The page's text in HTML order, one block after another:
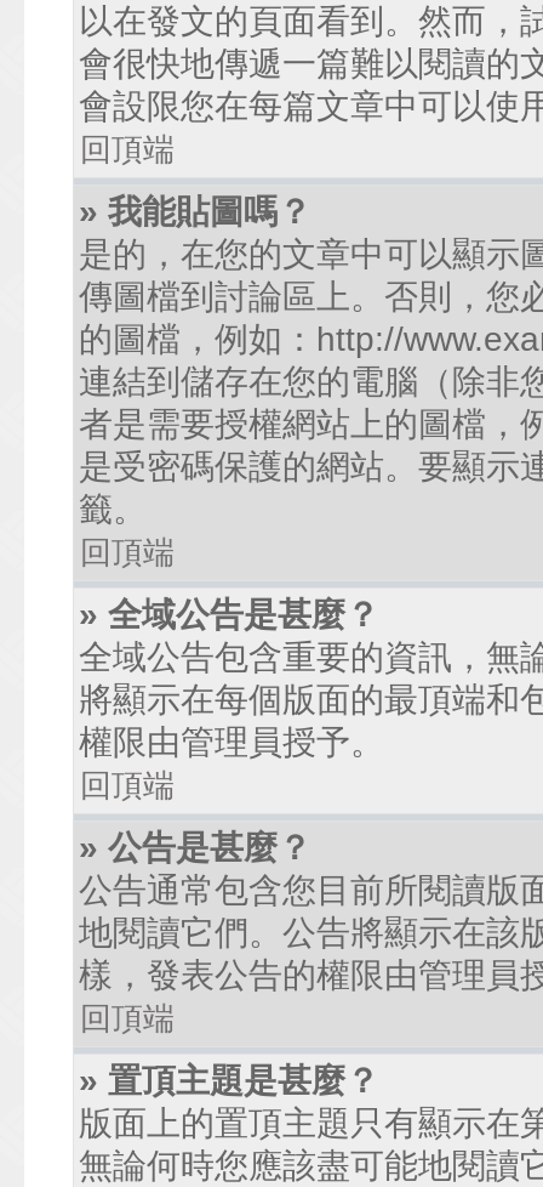
以在發文的頁面看到。然而，
會很快地傳遞一篇難以閱讀的
會設限您在每篇文章中可以使
回頂端
» 我能貼圖嗎？
是的，在您的文章中可以顯示
傳圖檔到討論區上。否則，您
的圖檔，例如：http://
連結到儲存在您的電腦（除非
者是需要授權網站上的圖檔，
是受密碼保護的網站。要顯示
籤。
回頂端
» 全域公告是甚麼？
全域公告包含重要的資訊，無
將顯示在每個版面的最頂端和
權限由管理員授予。
回頂端
» 公告是甚麼？
公告通常包含您目前所閱讀版
地閱讀它們。公告將顯示在該
樣，發表公告的權限由管理員
回頂端
» 置頂主題是甚麼？
版面上的置頂主題只有顯示在
無論何時您應該盡可能地閱讀